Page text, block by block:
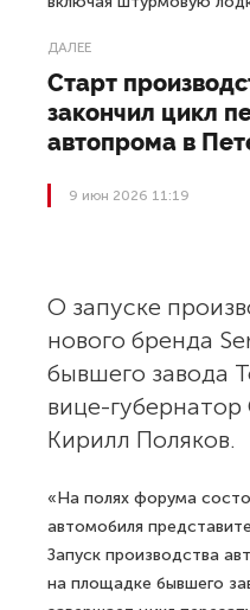
ДАЛЕЕ
Старт
закончил цикл
автопрома в
9 июн 2026 11:19
О запуске
нового бренда
бывшего завода
вице-
Кирилл Поляков.
«На полях форума
автомобиля
Запуск производства
на площадке бывшего